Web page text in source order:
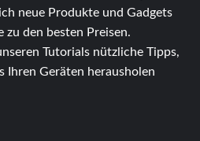
neue Produkte und Gadgets
zu den besten Preisen.
Tutorials nützliche Tipps,
Ihren Geräten herausholen